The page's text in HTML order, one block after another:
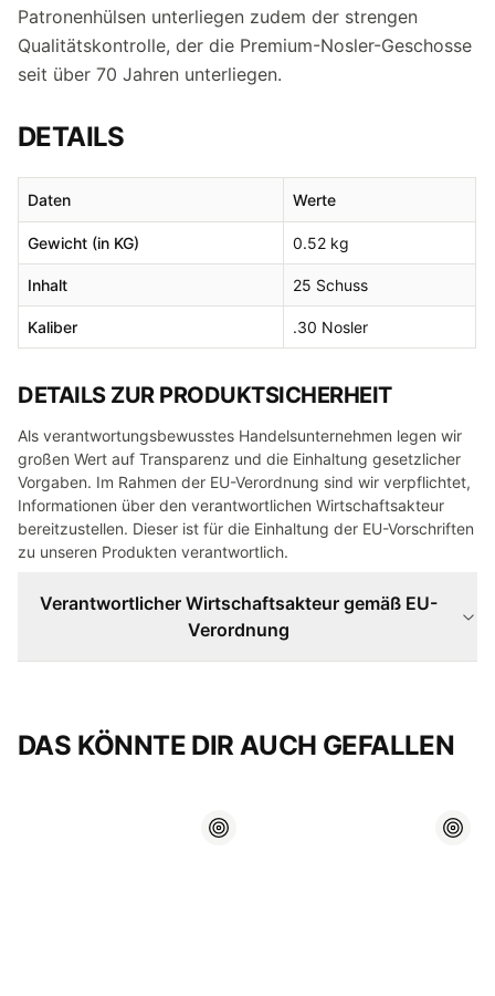
Patronenhülsen unterliegen zudem der strengen
Qualitätskontrolle, der die Premium-Nosler-Geschosse
seit über 70 Jahren unterliegen.
DETAILS
Daten Werte
Gewicht (in KG) 0.52 kg
Inhalt 25 Schuss
Kaliber .30 Nosler
DETAILS ZUR PRODUKTSICHERHEIT
Als verantwortungsbewusstes Handelsunternehmen legen wir
großen Wert auf Transparenz und die Einhaltung gesetzlicher
Vorgaben. Im Rahmen der EU-Verordnung sind wir verpflichtet,
Informationen über den verantwortlichen Wirtschaftsakteur
bereitzustellen. Dieser ist für die Einhaltung der EU-Vorschriften
zu unseren Produkten verantwortlich.
Verantwortlicher Wirtschaftsakteur gemäß EU-
Verordnung
DAS KÖNNTE DIR AUCH GEFALLEN